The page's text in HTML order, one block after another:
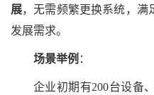
展，无需频繁更换系统，满
发展需求。
场景举例 ：
企业初期有200台设备